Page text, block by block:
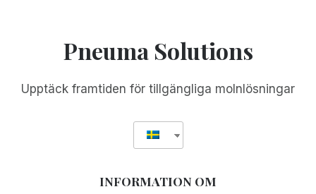
Pneuma Solutions
Upptäck framtiden för tillgängliga molnlösningar
INFORMATION OM